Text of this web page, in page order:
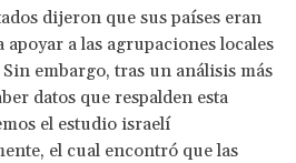
dijeron que sus países eran
apoyar a las agrupaciones locales
embargo, tras un análisis más
datos que respalden esta
el estudio israelí
el cual encontró que las